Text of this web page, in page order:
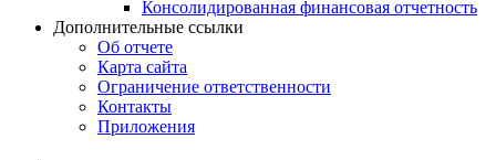
Консолидированная финансовая отчетность
Дополнительные ссылки
Об отчете
Карта сайта
Ограничение ответственности
Контакты
Приложения